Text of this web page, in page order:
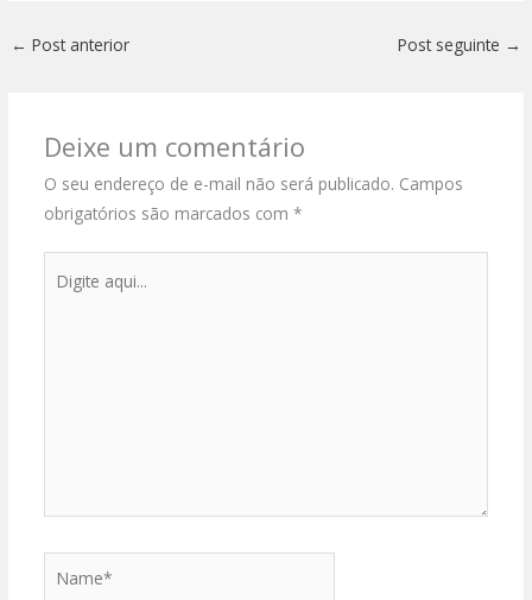
← Post anterior Post seguinte →
Deixe um comentário
O seu endereço de e-mail não será publicado. Campos
obrigatórios são marcados com *
aqui...